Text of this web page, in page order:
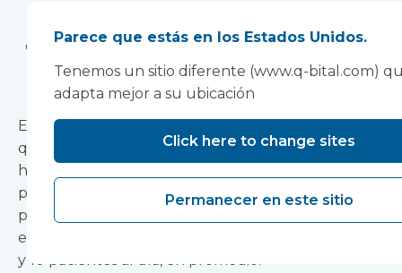
Telford Hospital NHS
Trust
El Shrewsbury and Telford Hospital NHS Trust
quería añadir capacidad de quirófano adicional al
hospital y, con un equipo de personal de cuatro
personas y la unidad totalmente equipada
proporcionada por Vanguard, proporcionó un
entorno dinámico y ajetreado, atendiendo entre 8
y 10 pacientes al día, en promedio.
Parece que estás en los Estados Unidos.
Tenemos un sitio diferente (www.q-bital.com)
adapta mejor a su ubicación
Click here to change sites
Permanecer en este sitio